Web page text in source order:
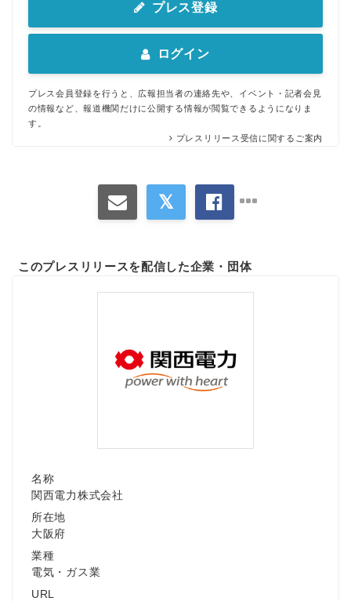
プレス登録
ログイン
プレス会員登録を行うと、広報担当者の連絡先や、イベント・記者会見
の情報など、報道機関だけに公開する情報が閲覧できるようになりま
す。
プレスリリース受信に関するご案内
このプレスリリースを配信した企業・団体
名称
関西電力株式会社
所在地
大阪府
業種
電気・ガス業
URL